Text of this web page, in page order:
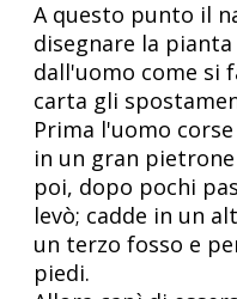
A questo punto il
disegnare la
dall'uomo come si
carta gli
Prima l'uomo
in un gran
poi, dopo pochi
levò; cadde in un
un terzo fosso e
piedi.